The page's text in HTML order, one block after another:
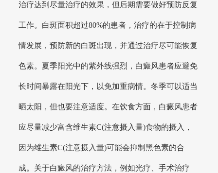
治疗达到尽量治疗的效果，但后期需要做好预防反复
工作。白斑面积超过80%的患者，治疗的在于控制病
情发展，预防新的白斑出现，并通过治疗尽可能恢复
色素。夏季阳光中的紫外线强烈，白癜风患者应避免
长时间暴露在阳光下，以免加重病情。冬季可以适当
晒太阳，但也要注意适度。在饮食方面，白癜风患者
应尽量减少富含维生素C(注意摄入量)食物的摄入，
因为维生素C(注意摄入量)可能会抑制黑色素的合
成。关于白癜风的治疗方法，例如光疗、手术治疗